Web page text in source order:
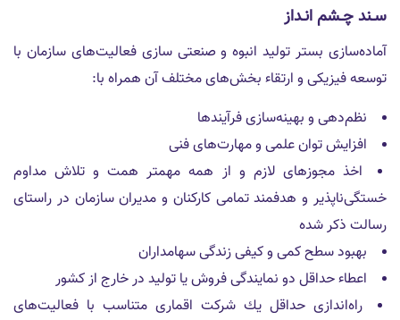
سـند چـشم انـداز
آماده‌سازى بستر توليد انبوه و صنعتى سازى فعاليت‌هاى سازمان با
توسعه فيزيكى و ارتقاء بخش‌هاى مختلف آن همراه با:
نظم‌دهى و بهينه‌سازى فرآيندها
افزايش توان علمى و مهارت‌هاى فنى
اخذ مجوزهاى لازم و از همه مهمتر همت و تلاش مداوم
خستگى‌ناپذير و هدفمند تمامى كاركنان و مديران سازمان در راستاى
رسالت ذكر شده
بهبود سطح كمى و كيفى زندگى سهامداران
اعطاء حداقل دو نمايندگى فروش يا توليد در خارج از كشور
راه‌اندازى حداقل يك شركت اقمارى متناسب با فعاليت‌هاى